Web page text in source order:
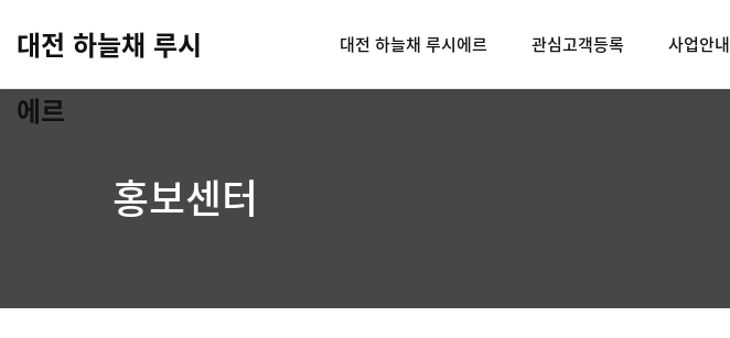
대전 하늘채 루시
에르
대전 하늘채 루시에르 관심고객등록 사업안내
홍보센터